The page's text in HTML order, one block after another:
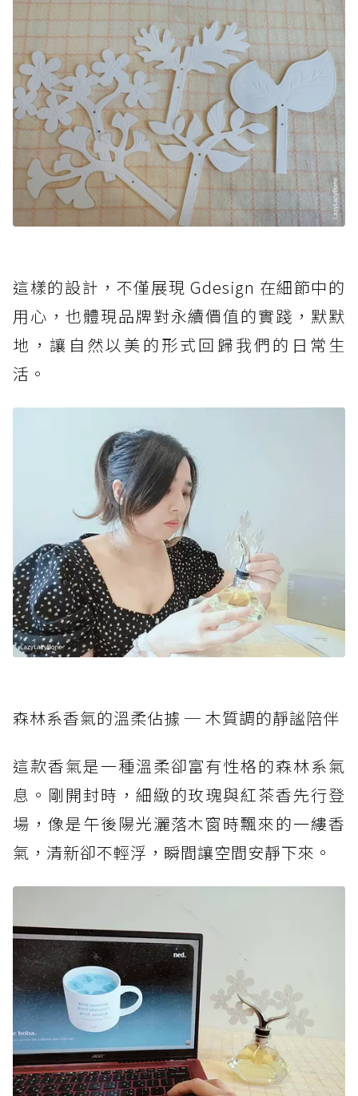
這樣的設計，不僅展現 Gdesign 在細節中的
用心，也體現品牌對永續價值的實踐，默默
地，讓自然以美的形式回歸我們的日常生
活。
森林系香氣的溫柔佔據 ─ 木質調的靜謐陪伴
這款香氣是一種溫柔卻富有性格的森林系氣
息。剛開封時，細緻的玫瑰與紅茶香先行登
場，像是午後陽光灑落木窗時飄來的一縷香
氣，清新卻不輕浮，瞬間讓空間安靜下來。